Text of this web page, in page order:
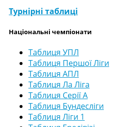
Турнірні таблиці
Національні чемпіонати
Таблиця УПЛ
Таблиця Першої Ліги
Таблиця АПЛ
Таблиця Ла Ліга
Таблиця Серії А
Таблиця Бундесліги
Таблиця Ліги 1